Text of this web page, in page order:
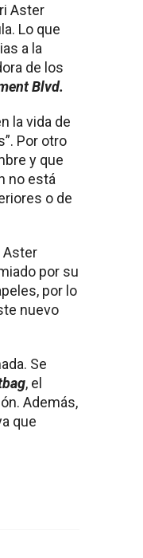
Aster
Lo que
a la
de los
Blvd.
la vida de
Por otro
y que
no está
o de
Aster
por su
por lo
nuevo
Se
, el
Además,
que